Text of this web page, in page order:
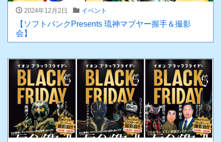
2024年12月2日 イベント
【ソフトバンクPresents 琉神マブヤー握手＆撮影
会】